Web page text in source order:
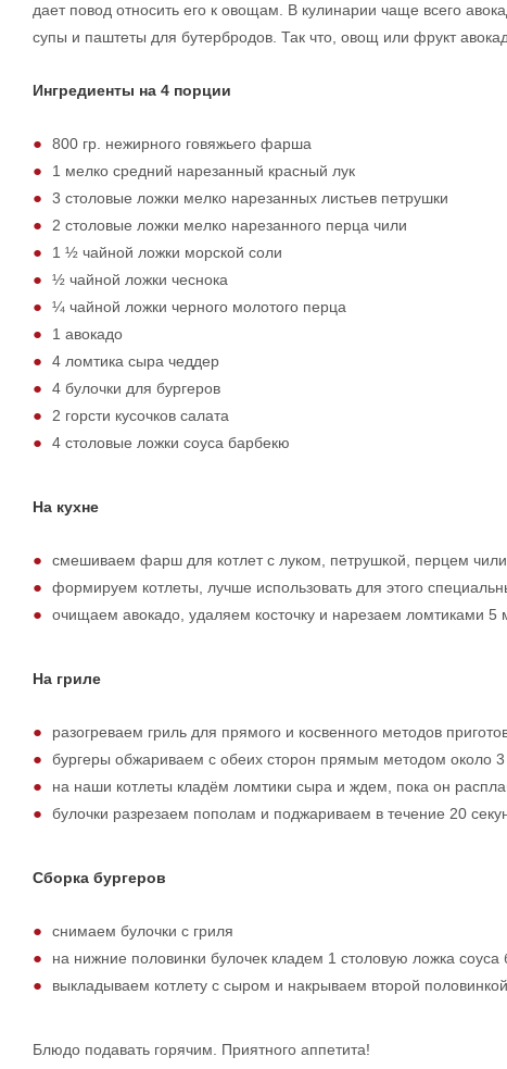
дает повод относить его к овощам. В кулинарии чаще всего
супы и паштеты для бутербродов. Так что, овощ или фрукт
Ингредиенты на 4 порции
800 гр. нежирного говяжьего фарша
1 мелко средний нарезанный красный лук
3 столовые ложки мелко нарезанных листьев петрушки
2 столовые ложки мелко нарезанного перца чили
1 ½ чайной ложки морской соли
½ чайной ложки чеснока
¼ чайной ложки черного молотого перца
1 авокадо
4 ломтика сыра чеддер
4 булочки для бургеров
2 горсти кусочков салата
4 столовые ложки соуса барбекю
На кухне
смешиваем фарш для котлет с луком, петрушкой, перцем
формируем котлеты, лучше использовать для этого
очищаем авокадо, удаляем косточку и нарезаем ломтиками
На гриле
разогреваем гриль для прямого и косвенного методов
бургеры обжариваем с обеих сторон прямым методом около 3
на наши котлеты кладём ломтики сыра и ждем, пока он
булочки разрезаем пополам и поджариваем в течение 20
Сборка бургеров
снимаем булочки с гриля
на нижние половинки булочек кладем 1 столовую ложка
выкладываем котлету с сыром и накрываем второй
Блюдо подавать горячим. Приятного аппетита!